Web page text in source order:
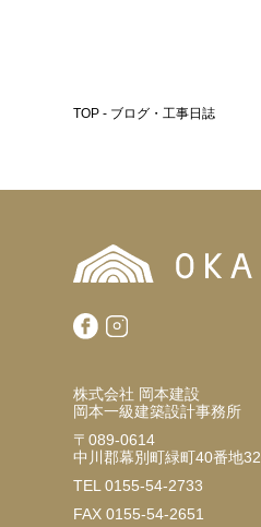
TOP - ブログ・工事日誌
株式会社 岡本建設
岡本一級建築設計事務所
〒089-0614
中川郡幕別町緑町40番地32
TEL 0155-54-2733
FAX 0155-54-2651